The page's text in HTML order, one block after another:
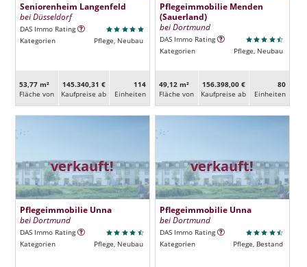
Seniorenheim Langenfeld
bei Düsseldorf
DAS Immo Rating
Kategorien
Pflege, Neubau
53,77 m²
Fläche von
145.340,31 €
Kaufpreise ab
114
Ein­heiten
Pflegeimmobilie Menden
(Sauerland)
bei Dortmund
DAS Immo Rating
Kategorien
Pflege, Neubau
49,12 m²
Fläche von
156.398,00 €
Kaufpreise ab
80
Ein­heiten
verkauft!
Pflegeimmobilie Unna
bei Dortmund
DAS Immo Rating
Kategorien
Pflege, Neubau
verkauft!
Pflegeimmobilie Unna
bei Dortmund
DAS Immo Rating
Kategorien
Pflege, Bestand